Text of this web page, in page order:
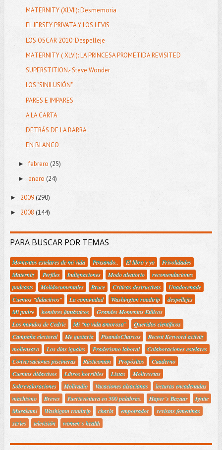
MATERNITY (XLVII): Desmemoria
EL JERSEY PRIVATA Y LOS LEVIS
LOS OSCAR 2010: Despelleje
MATERNITY ( XLVI): LA PRINCESA PROMETIDA REVISITED
SUPERSTITION.- Steve Wonder
LOS "SINILUSIÓN"
PARES E IMPARES
A LA CARTA
DETRÁS DE LA BARRA
EN BLANCO
►febrero (25)
► enero (24)
► 2009(290)
► 2008 (144)
PARA BUSCAR POR TEMAS
Momentos estelares de mi vida Pensando.. El libro y yo
Frivolidades
Maternity
Perfiles Indignaciones Modo aleatorio
recomendaciones
podcasts
Molidocumentales Bruce Criticas destructivas
Unadocenade
Cuentos "didactivos"
La comunidad Washington roadtrip
despellejes
Mi padre
hombres fantásticos
Grandes Momentos Etílicos
Los mundos de Cedric
Mi "no vida amorosa"
Queridos científicos
Campaña electoral
Me gustaría PisandoCharcos
Recent Keyword activity
moliensayo
Los días iguales Praderismo laboral
Colaboraciones estelares
Conversaciones piscineras
Rústicoman Propósitos
Cuaderno
Cuentos didactivos
Libros horribles Listas
Molirecetas
Sobrevaloraciones
Moliradio Vacaciones alsacianas
lecturas encadenadas
machismo
Breves Fuerteventura en 500 palabras. Haper´s Bazaar
Ignite
Murakami
Washigton roadtrip charla empotrador
revistas femeninas
series
televisión women´s health